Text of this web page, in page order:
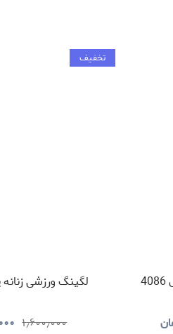
تخفیف
لگینگ ورزشی زنانه
۱٫۶۰۰٫۰۰۰